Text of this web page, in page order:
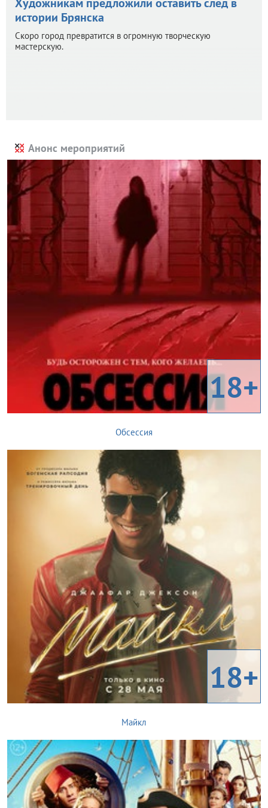
истории Брянска
Скоро город превратится в огромную творческую
мастерскую.
Анонс мероприятий
18+
Обсессия
18+
Майкл